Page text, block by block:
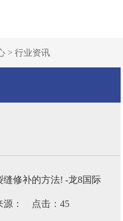
> 行业资讯
修补的方法! -龙8国际
源： 点击：45